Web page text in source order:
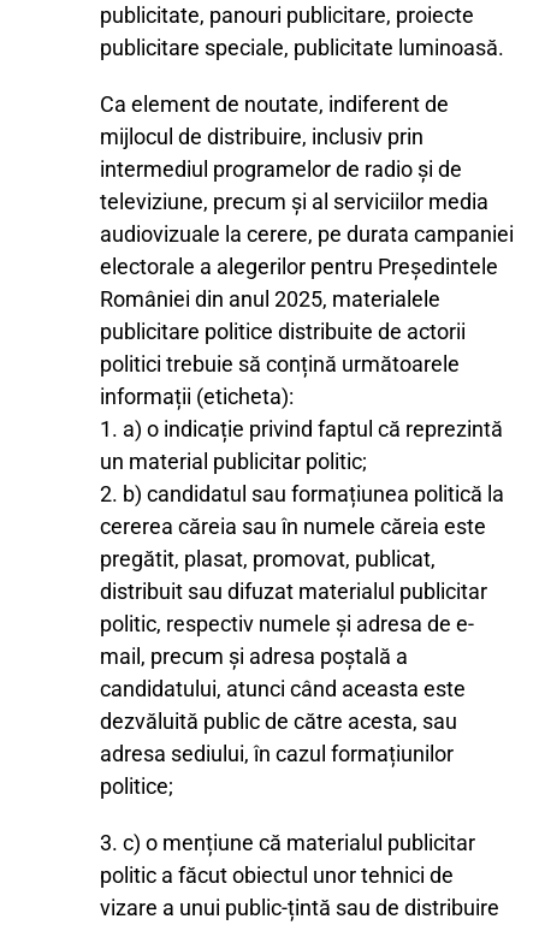
publicitate, panouri publicitare, proiecte
publicitare speciale, publicitate luminoasă.
Ca element de noutate, indiferent de
mijlocul de distribuire, inclusiv prin
intermediul programelor de radio și de
televiziune, precum și al serviciilor media
audiovizuale la cerere, pe durata campaniei
electorale a alegerilor pentru Președintele
României din anul 2025, materialele
publicitare politice distribuite de actorii
politici trebuie să conțină următoarele
informații (eticheta):
1. a) o indicație privind faptul că reprezintă
un material publicitar politic;
2. b) candidatul sau formațiunea politică la
cererea căreia sau în numele căreia este
pregătit, plasat, promovat, publicat,
distribuit sau difuzat materialul publicitar
politic, respectiv numele și adresa de e-
mail, precum și adresa poștală a
candidatului, atunci când aceasta este
dezvăluită public de către acesta, sau
adresa sediului, în cazul formațiunilor
politice;
3. c) o mențiune că materialul publicitar
politic a făcut obiectul unor tehnici de
vizare a unui public-țintă sau de distribuire